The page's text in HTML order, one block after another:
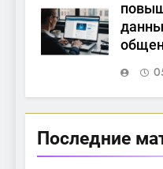
Последние